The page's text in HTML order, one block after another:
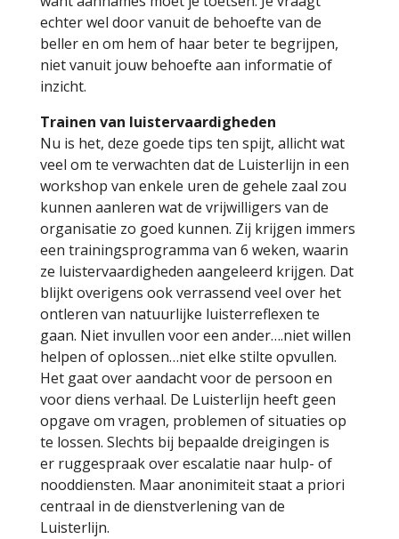
echter wel door vanuit de behoefte van de
beller en om hem of haar beter te begrijpen,
niet vanuit jouw behoefte aan informatie of
inzicht.
Trainen van luistervaardigheden
Nu is het, deze goede tips ten spijt, allicht wat
veel om te verwachten dat de Luisterlijn in een
workshop van enkele uren de gehele zaal zou
kunnen aanleren wat de vrijwilligers van de
organisatie zo goed kunnen. Zij krijgen immers
een trainingsprogramma van 6 weken, waarin
ze luistervaardigheden aangeleerd krijgen. Dat
blijkt overigens ook verrassend veel over het
ontleren van natuurlijke luisterreflexen te
gaan. Niet invullen voor een ander….niet willen
helpen of oplossen…niet elke stilte opvullen.
Het gaat over aandacht voor de persoon en
voor diens verhaal. De Luisterlijn heeft geen
opgave om vragen, problemen of situaties op
te lossen. Slechts bij bepaalde dreigingen is
er ruggespraak over escalatie naar hulp- of
nooddiensten. Maar anonimiteit staat a priori
centraal in de dienstverlening van de
Luisterlijn.